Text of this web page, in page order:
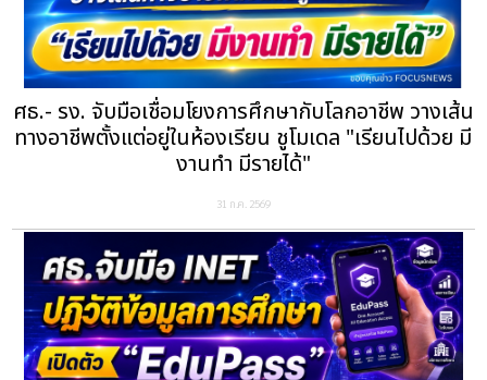
ศธ.- รง. จับมือเชื่อมโยงการศึกษากับโลกอาชีพ วางเส้น
ทางอาชีพตั้งแต่อยู่ในห้องเรียน ชูโมเดล "เรียนไปด้วย มี
งานทำ มีรายได้"
31 ก.ค. 2569